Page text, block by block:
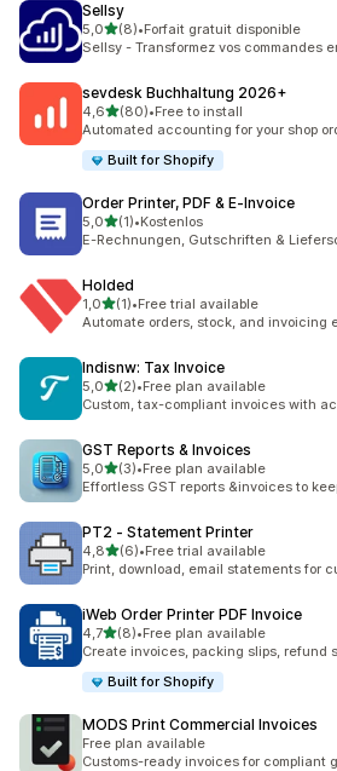
Sellsy
5,0av 5 stjerner
(8)
Totalt 8 omtaler
•Forfait gratuit disponible
Sellsy - Transformez vos commandes
sevdesk Buchhaltung 2026+
4,6av 5 stjerner
(80)
Totalt 80 omtaler
•Free to install
Automated accounting for your shop
Built for Shopify
Order Printer, PDF & E‑Invoice
5,0av 5 stjerner
(1)
Totalt 1 omtaler
•Kostenlos
E-Rechnungen, Gutschriften &
Holded
1,0av 5 stjerner
(1)
Totalt 1 omtaler
•Free trial available
Automate orders, stock, and invoicing
Indisnw: Tax Invoice
5,0av 5 stjerner
(2)
Totalt 2 omtaler
•Free plan available
Custom, tax-compliant invoices with
GST Reports & Invoices
5,0av 5 stjerner
(3)
Totalt 3 omtaler
•Free plan available
Effortless GST reports &invoices to
PT2 ‑ Statement Printer
4,8av 5 stjerner
(6)
Totalt 6 omtaler
•Free trial available
Print, download, email statements for
iWeb Order Printer PDF Invoice
4,7av 5 stjerner
(8)
Totalt 8 omtaler
•Free plan available
Create invoices, packing slips, refund
Built for Shopify
MODS Print Commercial Invoices
Free plan available
Customs-ready invoices for compliant